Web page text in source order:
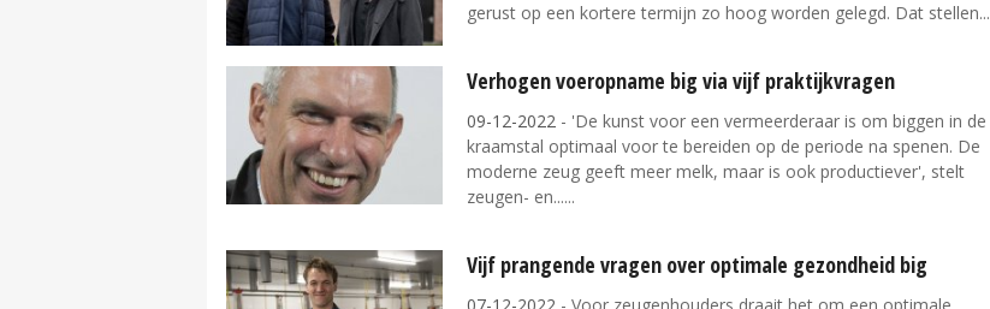
gerust op een kortere termijn zo hoog worden gelegd. Dat stellen...
Verhogen voeropname big via vijf praktijkvragen
09-12-2022 - 'De kunst voor een vermeerderaar is om biggen in de
kraamstal optimaal voor te bereiden op de periode na spenen. De
moderne zeug geeft meer melk, maar is ook productiever', stelt
zeugen- en...
Vijf prangende vragen over optimale gezondheid big
07-12-2022 - Voor zeugenhouders draait het om een optimale